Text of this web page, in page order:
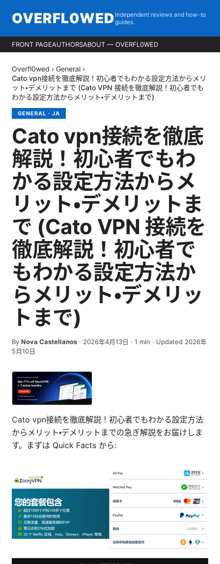
OVERFL0WED Independent reviews and how-to
guides.
FRONT PAGEAUTHORSABOUT — OVERFL0WED
Overfl0wed › General ›
Cato vpn接続を徹底解説！初心者でもわかる設定方法からメリ
ット・デメリットまで (Cato VPN 接続を徹底解説！初心者でも
わかる設定方法からメリット・デメリットまで)
GENERAL · JA
Cato vpn接続を徹底
解説！初心者でもわ
かる設定方法からメ
リット・デメリットま
で (Cato VPN 接続を
徹底解説！初心者で
もわかる設定方法か
らメリット・デメリッ
トまで)
By Nova Castellanos · 2026年4月13日 · 1 min · Updated 2026年
5月10日
Cato vpn接続を徹底解説！初心者でもわかる設定方法
からメリット・デメリットまでの急ぎ解説をお届けしま
す。まずは Quick Facts から: